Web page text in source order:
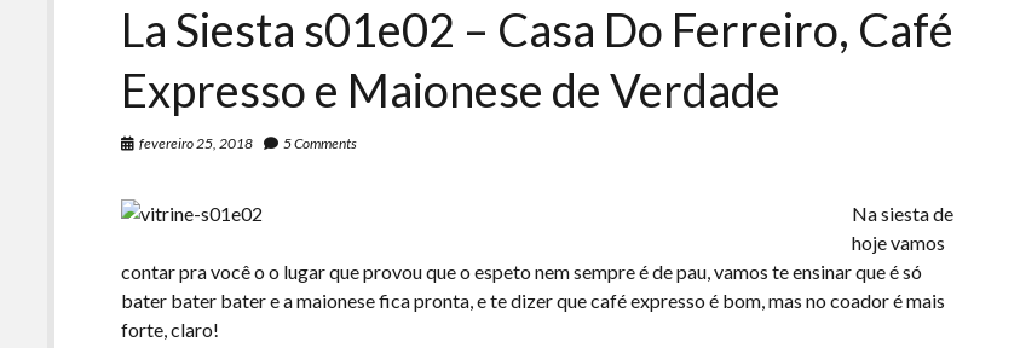
diminuir
La Siesta s01e02 – Casa Do Ferreiro, Café
Expresso e Maionese de Verdade
fevereiro 25, 2018 5 Comments
Na siesta de
hoje vamos
contar pra você o o lugar que provou que o espeto nem sempre é de pau, vamos te ensinar que é só
bater bater bater e a maionese fica pronta, e te dizer que café expresso é bom, mas no coador é mais
forte, claro!